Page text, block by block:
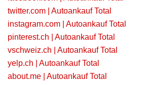
twitter.com | Autoankauf Total
instagram.com | Autoankauf Total
pinterest.ch | Autoankauf Total
vschweiz.ch | Autoankauf Total
yelp.ch | Autoankauf Total
about.me | Autoankauf Total